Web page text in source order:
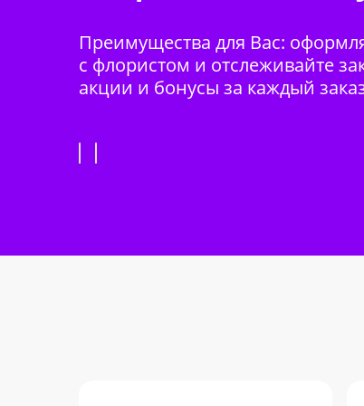
Преимущества для Вас:
с флористом и отслеживайте
акции и бонусы за каждый